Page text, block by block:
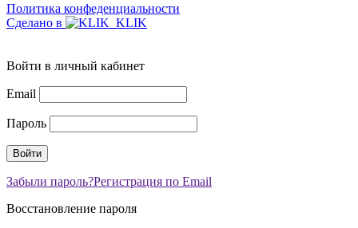
Политика конфеденциальности
Сделано в
Войти в личный кабинет
Email
Пароль
Забыли пароль?Регистрация по Email
Восстановление пароля